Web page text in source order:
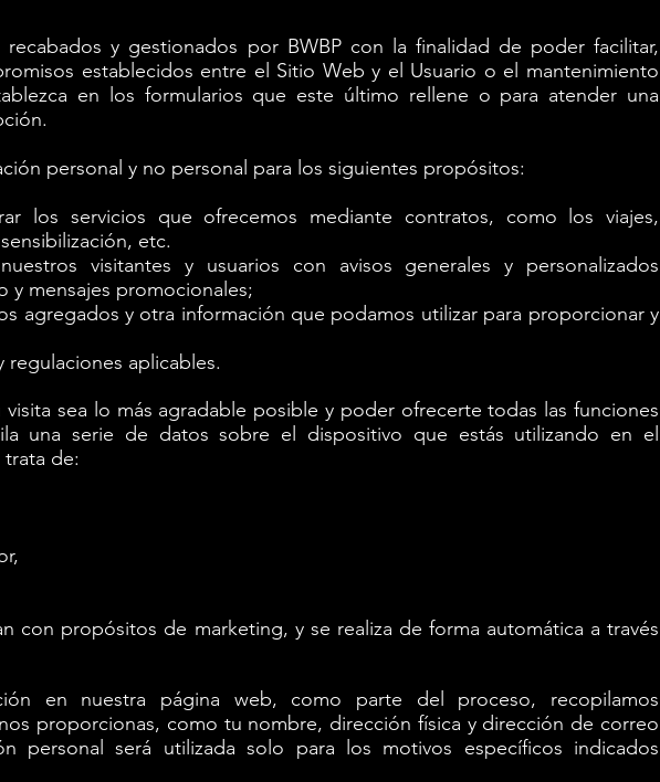
recabados y gestionados por BWBP con la finalidad de poder facilitar,
establecidos entre el Sitio Web y el Usuario o el mantenimiento
en los formularios que este último rellene o para atender una
personal y no personal para los siguientes propósitos:
los servicios que ofrecemos mediante contratos, como los viajes,
etc.
visitantes y usuarios con avisos generales y personalizados
y mensajes promocionales;
agregados y otra información que podamos utilizar para proporcionar y
regulaciones aplicables.
sea lo más agradable posible y poder ofrecerte todas las funciones
una serie de datos sobre el dispositivo que estás utilizando en el
de:
con propósitos de marketing, y se realiza de forma automática a través
en nuestra página web, como parte del proceso, recopilamos
proporcionas, como tu nombre, dirección física y dirección de correo
personal será utilizada solo para los motivos específicos indicados